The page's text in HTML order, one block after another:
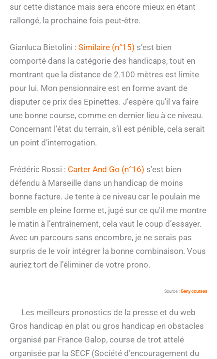
sur cette distance mais sera encore mieux en étant
rallongé, la prochaine fois peut-être.
Gianluca Bietolini : Similaire (n°15) s’est bien
comporté dans la catégorie des handicaps, tout en
montrant que la distance de 2.100 mètres est limite
pour lui. Mon pensionnaire est en forme avant de
disputer ce prix des Epinettes. J’espère qu’il va faire
une bonne course, comme en dernier lieu à ce niveau.
Concernant l’état du terrain, s’il est pénible, cela serait
un point d’interrogation.
Frédéric Rossi : Carter And Go (n°16) s’est bien
défendu à Marseille dans un handicap de moins
bonne facture. Je tente à ce niveau car le poulain me
semble en pleine forme et, jugé sur ce qu’il me montre
le matin à l’entraînement, cela vaut le coup d’essayer.
Avec un parcours sans encombre, je ne serais pas
surpris de le voir intégrer la bonne combinaison. Vous
auriez tort de l’éliminer de votre prono.
Source : Geny courses
Les meilleurs pronostics de la presse et du web
Gros handicap en plat ou gros handicap en obstacles
organisé par France Galop, course de trot attelé
organisée par la SECF (Société d’encouragement du